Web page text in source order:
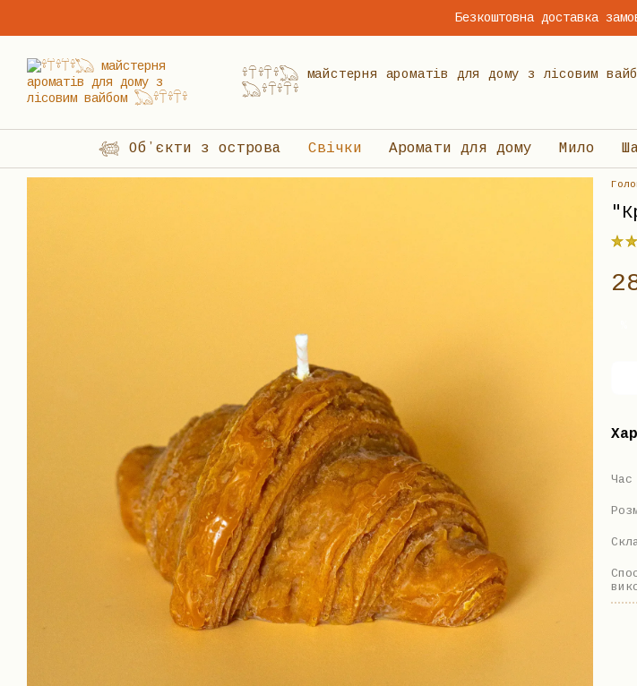
Безкоштовна доставка
𓍊𓋼𓍊𓋼𓍊𓆏 майстерня ароматів для дому з лісовим
𓆏𓍊𓋼𓍊𓋼𓍊
𓆉 Обʼєкти з острова Свічки Аромати для дому Мило
Час